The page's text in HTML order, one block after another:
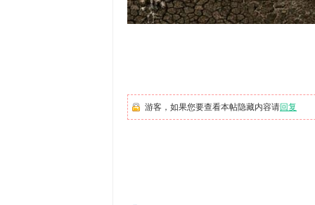
游客，如果您要查看本帖隐藏内容请回复